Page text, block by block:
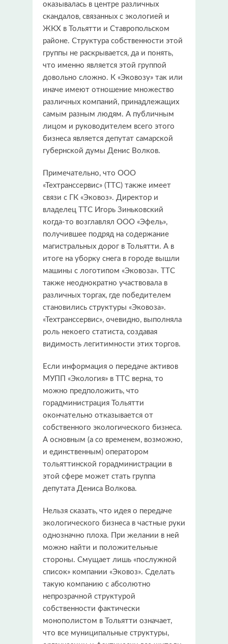
оказывалась в центре различных
скандалов, связанных с экологией и
ЖКХ в Тольятти и Ставропольском
районе. Структура собственности этой
группы не раскрывается, да и понять,
что именно является этой группой
довольно сложно. К «Эковозу» так или
иначе имеют отношение множество
различных компаний, принадлежащих
самым разным людям. А публичным
лицом и руководителем всего этого
бизнеса является депутат самарской
губернской думы Денис Волков.
Примечательно, что ООО
«Техтранссервис» (ТТС) также имеет
связи с ГК «Эковоз». Директор и
владелец ТТС Игорь Зиньковский
когда-то возглавлял ООО «Эфель»,
получившее подряд на содержание
магистральных дорог в Тольятти. А в
итоге на уборку снега в городе вышли
машины с логотипом «Эковоза». ТТС
также неоднократно участвовала в
различных торгах, где победителем
становились структуры «Эковоза».
«Техтранссервис», очевидно, выполняла
роль некоего статиста, создавая
видимость легитимности этих торгов.
Если информация о передаче активов
МУПП «Экология» в ТТС верна, то
можно предположить, что
горадминистрация Тольятти
окончательно отказывается от
собственного экологического бизнеса.
А основным (а со временем, возможно,
и единственным) оператором
тольяттинской горадминистрации в
этой сфере может стать группа
депутата Дениса Волкова.
Нельзя сказать, что идея о передаче
экологического бизнеса в частные руки
однозначно плоха. При желании в ней
можно найти и положительные
стороны. Смущает лишь «послужной
список» компании «Эковоз». Сделать
такую компанию с абсолютно
непрозрачной структурой
собственности фактически
монополистом в Тольятти означает,
что все муниципальные структуры,